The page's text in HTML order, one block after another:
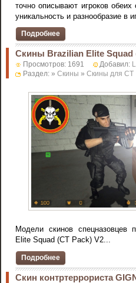
точно описывают игроков
уникальность и разнообразие в
Подробнее
Скины Brazilian Elite Squad
Просмотров: 1691 Добавил:
Раздел: » Скины » Скины для CT
Модели скинов спецназовцев
Elite Squad (CT Pack) V2...
Подробнее
Скин контртеррориста